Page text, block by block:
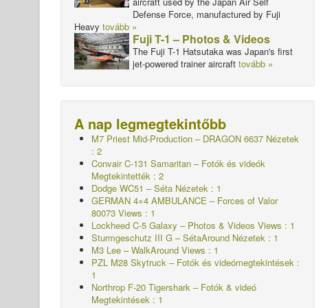
Defense Force, manufactured by Fuji
Heavy tovább »
Fuji T-1 – Photos & Videos
The Fuji T-1 Hatsutaka was Japan's first
jet-powered trainer aircraft tovább »
A nap legmegtekintőbb
M7 Priest Mid-Production – DRAGON 6637 Nézetek
: 2
Convair C-131 Samaritan – Fotók és videók
Megtekintették : 2
Dodge WC51 – Séta Nézetek : 1
GERMAN 4×4 AMBULANCE – Forces of Valor
80073 Views : 1
Lockheed C-5 Galaxy – Photos & Videos Views : 1
Sturmgeschutz III G – SétaAround Nézetek : 1
M3 Lee – WalkAround Views : 1
PZL M28 Skytruck – Fotók és videómegtekintések :
1
Northrop F-20 Tigershark – Fotók & videó
Megtekintések : 1